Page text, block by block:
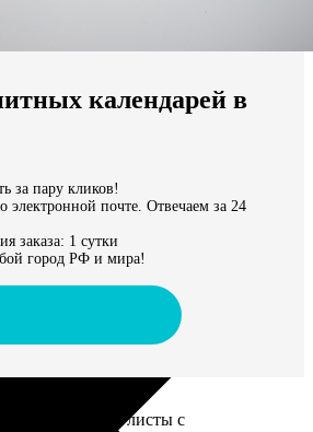
миру
календарей в
за пару кликов!
электронной почте. Отвечаем за 24
заказа: 1 сутки
город РФ и мира!
обложка+листы с